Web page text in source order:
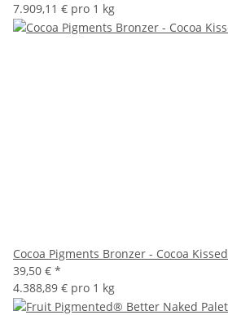
7.909,11 € pro 1 kg
Cocoa Pigments Bronzer - Cocoa Kissed
39,50 € *
4.388,89 € pro 1 kg